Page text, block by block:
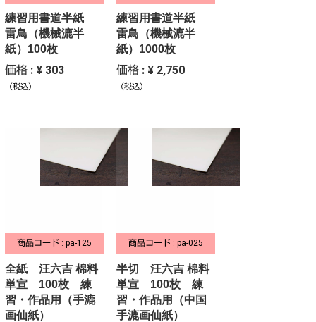
練習用書道半紙
雷鳥（機械漉半
紙）100枚
価格 : ¥ 303
（税込）
練習用書道半紙
雷鳥（機械漉半
紙）1000枚
価格 : ¥ 2,750
（税込）
商品コード : pa-125
全紙 汪六吉 棉料
単宣 100枚 練
習・作品用（手漉
画仙紙）
商品コード : pa-025
半切 汪六吉 棉料
単宣 100枚 練
習・作品用（中国
手漉画仙紙）